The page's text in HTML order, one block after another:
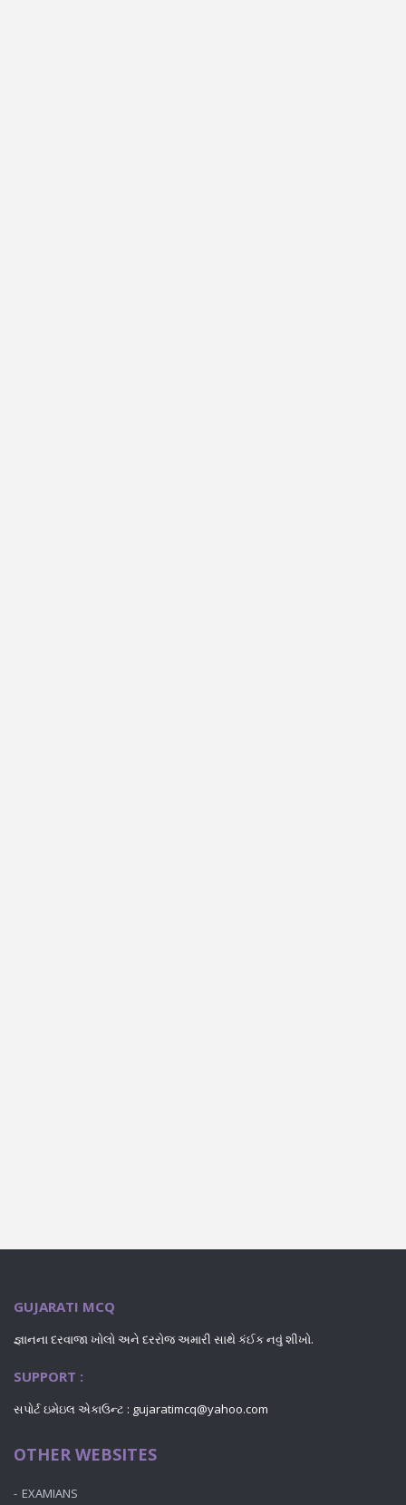
GUJARATI MCQ
જ્ઞાનના દરવાજા ખોલો અને દરરોજ અમારી સાથે કંઈક નવું શીખો.
SUPPORT :
સપોર્ટ ઇમેઇલ એકાઉન્ટ : gujaratimcq@yahoo.com
OTHER WEBSITES
EXAMIANS